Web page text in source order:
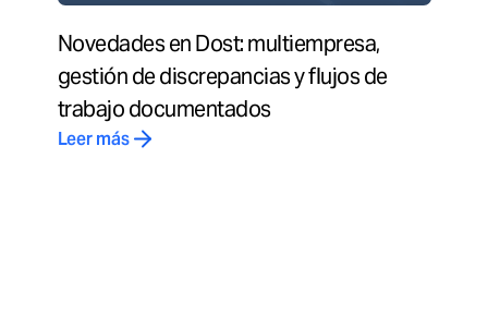
Novedades en Dost: multiempresa,
gestión de discrepancias y flujos de
trabajo documentados
Leer más